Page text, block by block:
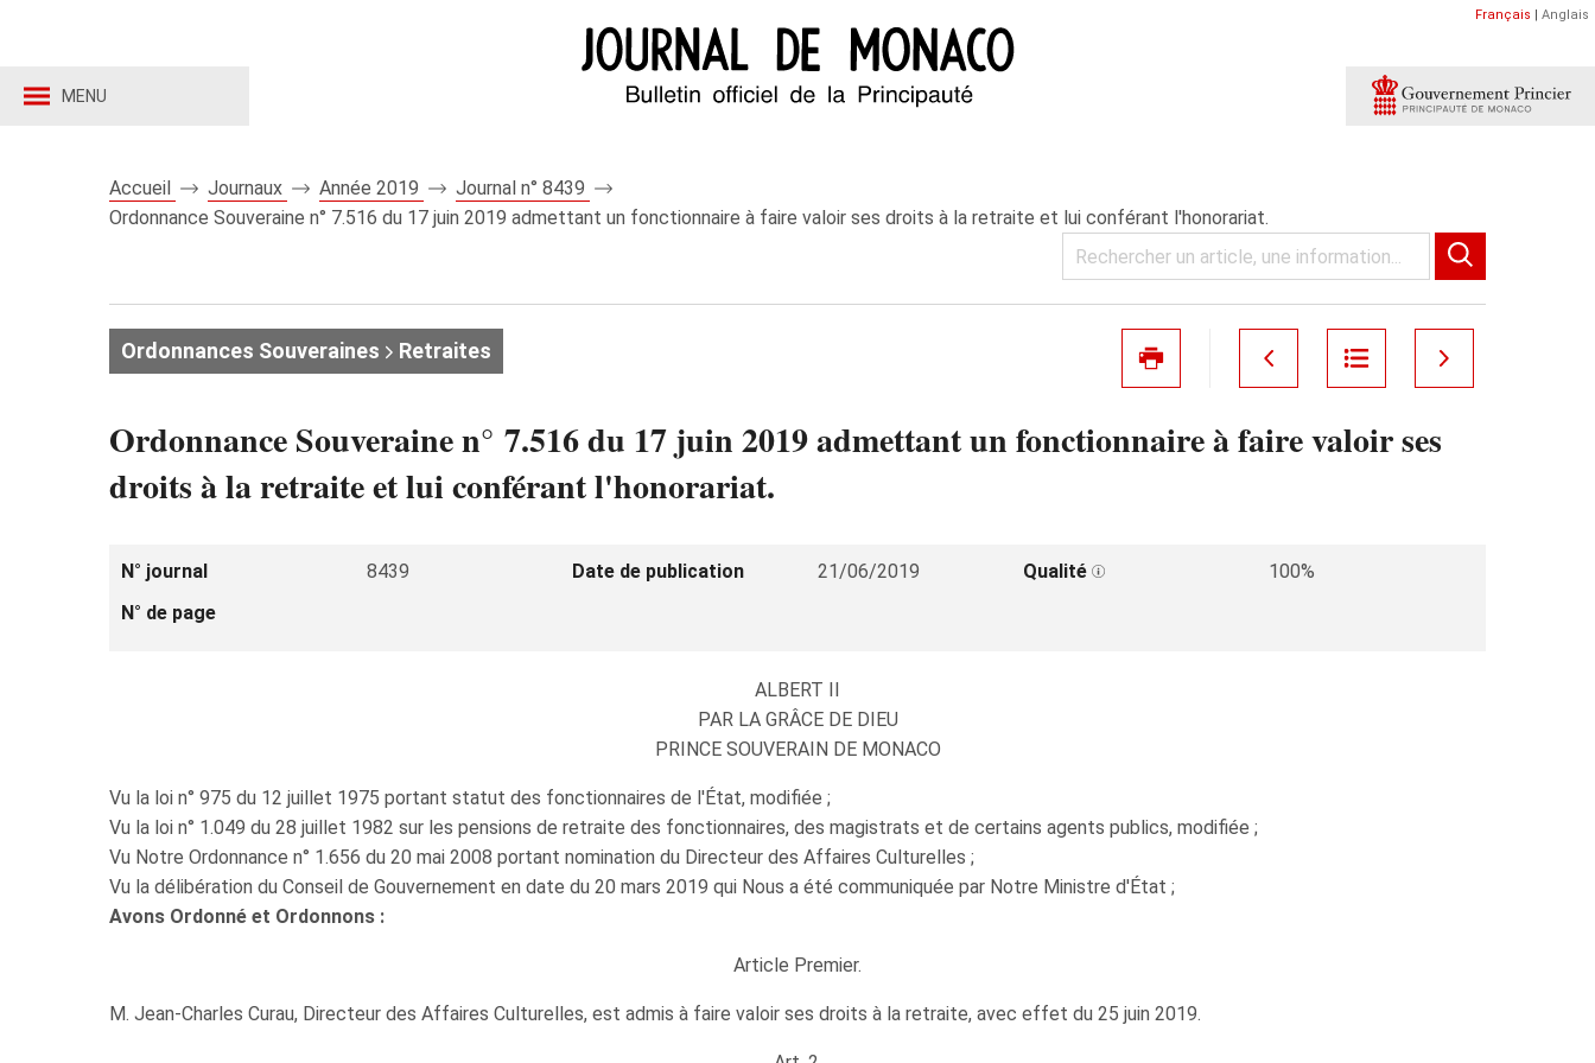
MENU
Français | Anglais
Accueil Journaux Année 2019
Journal n° 8439
Ordonnance Souveraine n° 7.516 du 17 juin 2019 admettant un fonctionnaire à faire valoir ses droits à la retraite et lui conférant l'honorariat.
Ordonnances Souveraines Retraites
Ordonnance Souveraine n° 7.516 du 17 juin 2019 admettant un fonctionnaire à faire valoir ses
droits à la retraite et lui conférant l'honorariat.
N° journal 8439 Date de publication 21/06/2019 Qualité
100%
N° de page
ALBERT II
PAR LA GRÂCE DE DIEU
PRINCE SOUVERAIN DE MONACO
Vu la loi n° 975 du 12 juillet 1975 portant statut des fonctionnaires de l'État, modifiée ;
Vu la loi n° 1.049 du 28 juillet 1982 sur les pensions de retraite des fonctionnaires, des magistrats et de certains agents publics, modifiée ;
Vu Notre Ordonnance n° 1.656 du 20 mai 2008 portant nomination du Directeur des Affaires Culturelles ;
Vu la délibération du Conseil de Gouvernement en date du 20 mars 2019 qui Nous a été communiquée par Notre Ministre d'État ;
Avons Ordonné et Ordonnons :
Article Premier.
M. Jean-Charles Curau, Directeur des Affaires Culturelles, est admis à faire valoir ses droits à la retraite, avec effet du 25 juin 2019.